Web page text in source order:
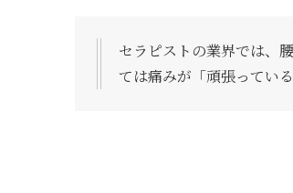
セラピストの業界では、
ては痛みが「頑張ってい